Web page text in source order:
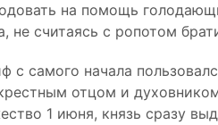
на помощь
не считаясь с ропотом
с самого начала
отцом и
1 июня, князь сразу